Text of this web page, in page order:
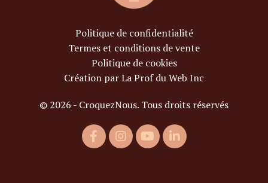
Politique de confidentialité
Termes et conditions de vente
Politique de cookies
Création par La Prof du Web Inc
© 2026 - CroquezNous. Tous droits réservés